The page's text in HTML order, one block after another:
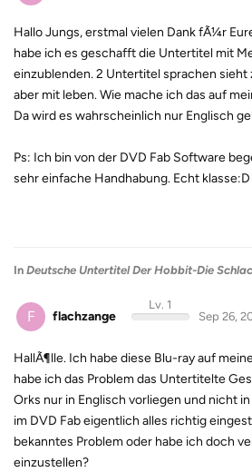
Hallo Jungs, erstmal vielen Dank fÃ¼r
habe ich es geschafft die Untertitel mit
einzublenden. 2 Untertitel sprachen sieht
aber mit leben. Wie mache ich das auf
Da wird es wahrscheinlich nur Englisch
Ps: Ich bin von der DVD Fab Software
sehr einfache Handhabung. Echt klasse:D
In Deutsche Untertitel Der Hobbit-Die
F flachzange
Lv. 1
Sep 26,
HallÃ¶lle. Ich habe diese Blu-ray auf
habe ich das Problem das Untertitelte
Orks nur in Englisch vorliegen und nicht
im DVD Fab eigentlich alles richtig
bekanntes Problem oder habe ich doch
einzustellen?